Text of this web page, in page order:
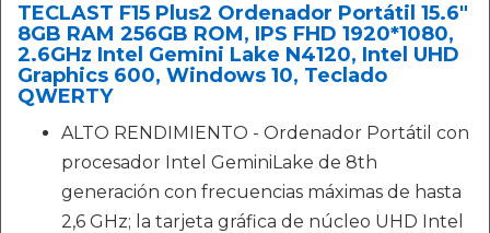
TECLAST F15 Plus2 Ordenador Portátil 15.6"
8GB RAM 256GB ROM, IPS FHD 1920*1080,
2.6GHz Intel Gemini Lake N4120, Intel UHD
Graphics 600, Windows 10, Teclado
QWERTY
ALTO RENDIMIENTO - Ordenador Portátil con
procesador Intel GeminiLake de 8th
generación con frecuencias máximas de hasta
2,6 GHz; la tarjeta gráfica de núcleo UHD Intel